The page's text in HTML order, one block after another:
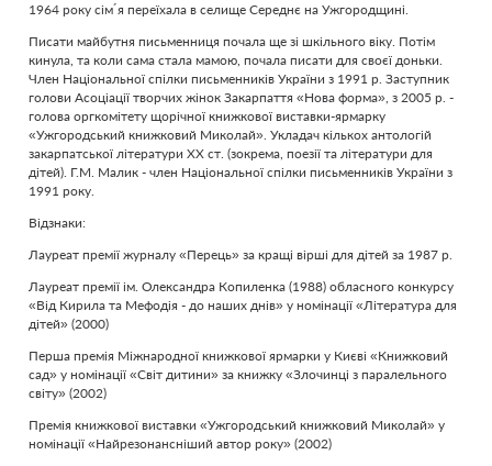
1964 року сім´я переїхала в селище Середнє на Ужгородщині.
Писати майбутня письменниця почала ще зі шкільного віку. Потім
кинула, та коли сама стала мамою, почала писати для своєї доньки.
Член Національної спілки письменників України з 1991 р. Заступник
голови Асоціації творчих жінок Закарпаття «Нова форма», з 2005 р. -
голова оргкомітету щорічної книжкової виставки-ярмарку
«Ужгородський книжковий Миколай». Укладач кількох антологій
закарпатської літератури ХХ ст. (зокрема, поезії та літератури для
дітей). Г.М. Малик - член Національної спілки письменників України з
1991 року.
Відзнаки:
Лауреат премії журналу «Перець» за кращі вірші для дітей за 1987 р.
Лауреат премії ім. Олександра Копиленка (1988) обласного конкурсу
«Від Кирила та Мефодія - до наших днів» у номінації «Література для
дітей» (2000)
Перша премія Міжнародної книжкової ярмарки у Києві «Книжковий
сад» у номінації «Світ дитини» за книжку «Злочинці з паралельного
світу» (2002)
Премія книжкової виставки «Ужгородський книжковий Миколай» у
номінації «Найрезонансніший автор року» (2002)